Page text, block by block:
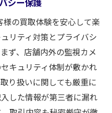
の買取体験を安心して楽
リティ対策とプライバシ
ず、店舗内外の監視カメ
キュリティ体制が敷かれ
り扱いに関しても厳重に
した情報が第三者に漏れ